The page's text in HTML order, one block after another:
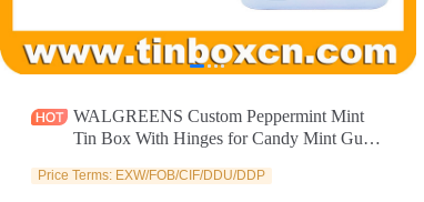
WALGREENS Custom Peppermint Mint
Tin Box With Hinges for Candy Mint Gum
Price Terms: EXW/FOB/CIF/DDU/DDP
Actualités